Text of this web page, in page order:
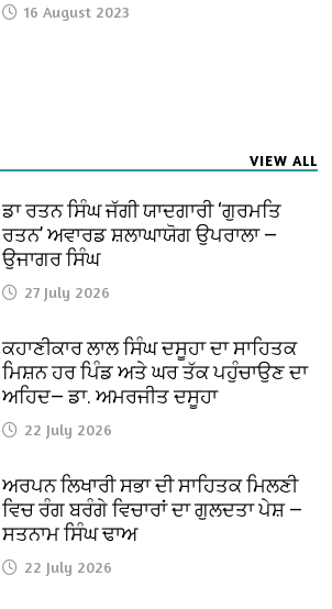
16 August 2023
VIEW ALL
ਡਾ ਰਤਨ ਸਿੰਘ ਜੱਗੀ ਯਾਦਗਾਰੀ ‘ਗੁਰਮਤਿ
ਰਤਨ’ ਅਵਾਰਡ ਸ਼ਲਾਘਾਯੋਗ ਉਪਰਾਲਾ —
ਉਜਾਗਰ ਸਿੰਘ
27 July 2026
ਕਹਾਣੀਕਾਰ ਲਾਲ ਸਿੰਘ ਦਸੂਹਾ ਦਾ ਸਾਹਿਤਕ
ਮਿਸ਼ਨ ਹਰ ਪਿੰਡ ਅਤੇ ਘਰ ਤੱਕ ਪਹੁੰਚਾਉਣ ਦਾ
ਅਹਿਦ— ਡਾ. ਅਮਰਜੀਤ ਦਸੂਹਾ
22 July 2026
ਅਰਪਨ ਲਿਖਾਰੀ ਸਭਾ ਦੀ ਸਾਹਿਤਕ ਮਿਲਣੀ
ਵਿਚ ਰੰਗ ਬਰੰਗੇ ਵਿਚਾਰਾਂ ਦਾ ਗੁਲਦਤਾ ਪੇਸ਼ —
ਸਤਨਾਮ ਸਿੰਘ ਢਾਅ
22 July 2026